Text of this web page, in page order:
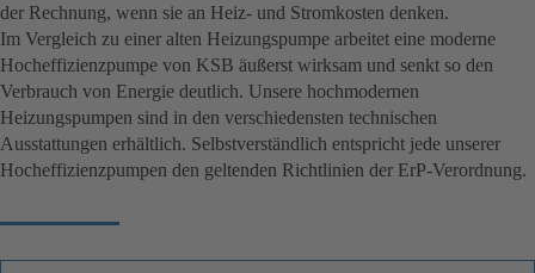
der Rechnung, wenn sie an Heiz- und Stromkosten denken.
Im Vergleich zu einer alten Heizungspumpe arbeitet eine moderne
Hocheffizienzpumpe von KSB äußerst wirksam und senkt so den
Verbrauch von Energie deutlich. Unsere hochmodernen
Heizungspumpen sind in den verschiedensten technischen
Ausstattungen erhältlich. Selbstverständlich entspricht jede unserer
Hocheffizienzpumpen den geltenden Richtlinien der ErP-Verordnung.